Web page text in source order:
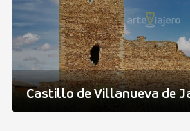
Castillo de Villanueva de